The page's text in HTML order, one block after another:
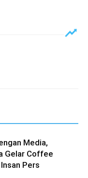
Media,
Gelar Coffee
Pers